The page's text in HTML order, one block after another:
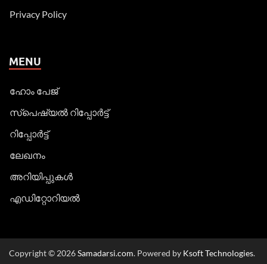
Privacy Policy
MENU
ഹോം പേജ്
സ്പെഷ്യൽ റിപ്പോര്‍ട്ട്
റിപ്പോര്‍ട്ട്
ലേഖനം
അറിയിപ്പുകള്‍
എഡിറ്റോറിയല്‍
Copyright © 2026Samadarsi.com. Powered by Ksoft Technologies.